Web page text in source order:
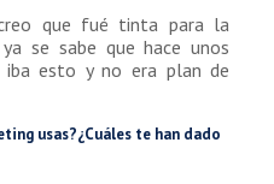
que fué tinta para la
se sabe que hace unos
iba esto y no era plan de
usas?¿Cuáles te han dado